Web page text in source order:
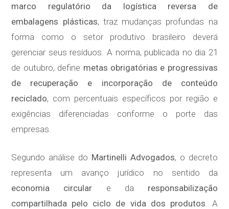
marco regulatório da logística reversa de
embalagens plásticas, traz mudanças profundas na
forma como o setor produtivo brasileiro deverá
gerenciar seus resíduos. A norma, publicada no dia 21
de outubro, define metas obrigatórias e progressivas
de recuperação e incorporação de conteúdo
reciclado, com percentuais específicos por região e
exigências diferenciadas conforme o porte das
empresas.
Segundo análise do Martinelli Advogados, o decreto
representa um avanço jurídico no sentido da
economia circular e da responsabilização
compartilhada pelo ciclo de vida dos produtos . A